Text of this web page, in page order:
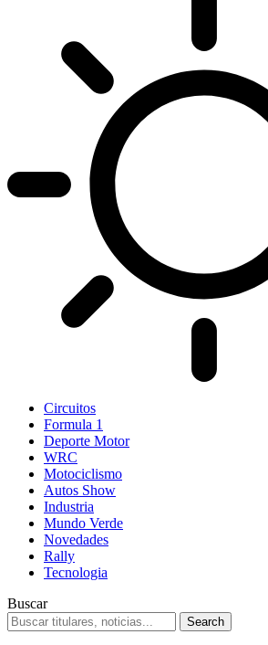
Circuitos
Formula 1
Deporte Motor
WRC
Motociclismo
Autos Show
Industria
Mundo Verde
Novedades
Rally
Tecnologia
Buscar